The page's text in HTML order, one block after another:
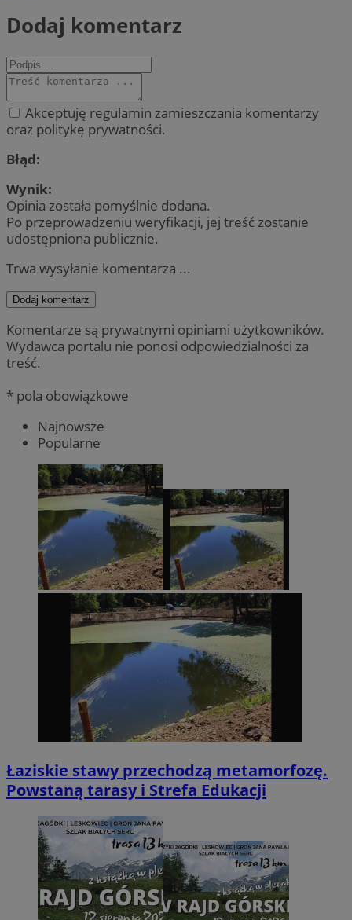
Dodaj komentarz
Akceptuję regulamin zamieszczania komentarzy
oraz politykę prywatności.
Błąd:
Wynik:
Opinia została pomyślnie dodana.
Po przeprowadzeniu weryfikacji, jej treść zostanie
udostępniona publicznie.
Trwa wysyłanie komentarza ...
Dodaj komentarz
Komentarze są prywatnymi opiniami użytkowników.
Wydawca portalu nie ponosi odpowiedzialności za
treść.
* pola obowiązkowe
Najnowsze
Popularne
Łaziskie stawy przechodzą metamorfozę.
Powstaną tarasy i Strefa Edukacji